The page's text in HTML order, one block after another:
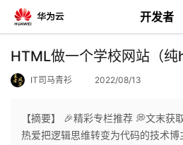
开发者
返
HTML做一个学校网站（纯
IT司马青衫 2022/08/13
【摘要】 🎉精彩专栏推荐 💭文末
热爱把逻辑思维转变为代码的技术